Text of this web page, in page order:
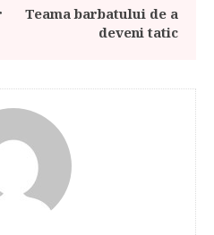
Teama barbatului de a
deveni tatic